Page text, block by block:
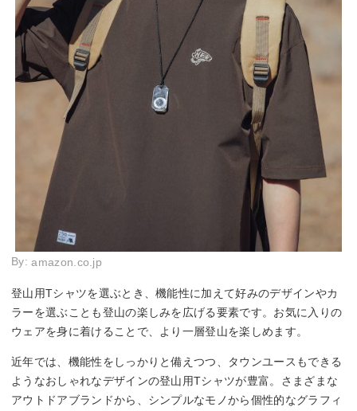
By:amazon.co.jp
登山用Tシャツを選ぶとき、機能性に加えて好みのデザインやカ
ラーを選ぶことも登山の楽しみを広げる要素です。お気に入りの
ウェアを身に着けることで、より一層登山を楽しめます。
近年では、機能性をしっかりと備えつつ、タウンユースもできる
ようなおしゃれなデザインの登山用Tシャツが豊富。さまざまな
アウトドアブランドから、シンプルなモノから個性的なグラフィ